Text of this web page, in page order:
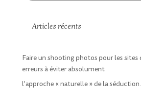
Articles récents
Faire un shooting photos pour les sites
erreurs à éviter absolument
l’approche « naturelle » de la